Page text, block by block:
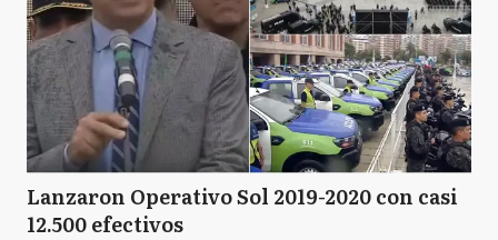
Lanzaron Operativo Sol 2019-2020 con casi
12.500 efectivos